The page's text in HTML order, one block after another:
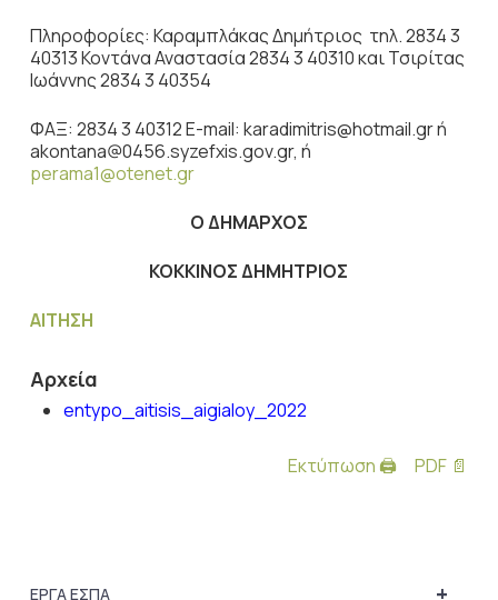
Πληροφορίες: Καραμπλάκας Δημήτριος τηλ. 2834 3
40313 Κοντάνα Αναστασία 2834 3 40310 και Τσιρίτας
Ιωάννης 2834 3 40354
ΦΑΞ: 2834 3 40312 E-mail: karadimitris@hotmail.gr ή
akontana@0456.syzefxis.gov.gr, ή
perama1@otenet.gr
Ο ΔΗΜΑΡΧΟΣ
ΚΟΚΚΙΝΟΣ ΔΗΜΗΤΡΙΟΣ
ΑΙΤΗΣΗ
Αρχεία
entypo_aitisis_aigialoy_2022
Εκτύπωση 🖨 PDF 📄
+
ΕΡΓΑ ΕΣΠΑ